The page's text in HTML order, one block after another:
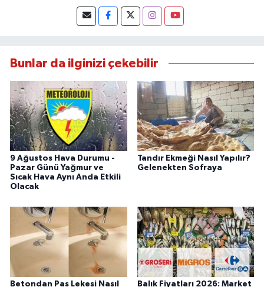
Bunlar da ilginizi çekebilir
9 Ağustos Hava Durumu -
Pazar Günü Yağmur ve
Sıcak Hava Aynı Anda Etkili
Olacak
Tandır Ekmeği Nasıl Yapılır?
Gelenekten Sofraya
Betondan Pas Lekesi Nasıl
Balık Fiyatları 2026: Market